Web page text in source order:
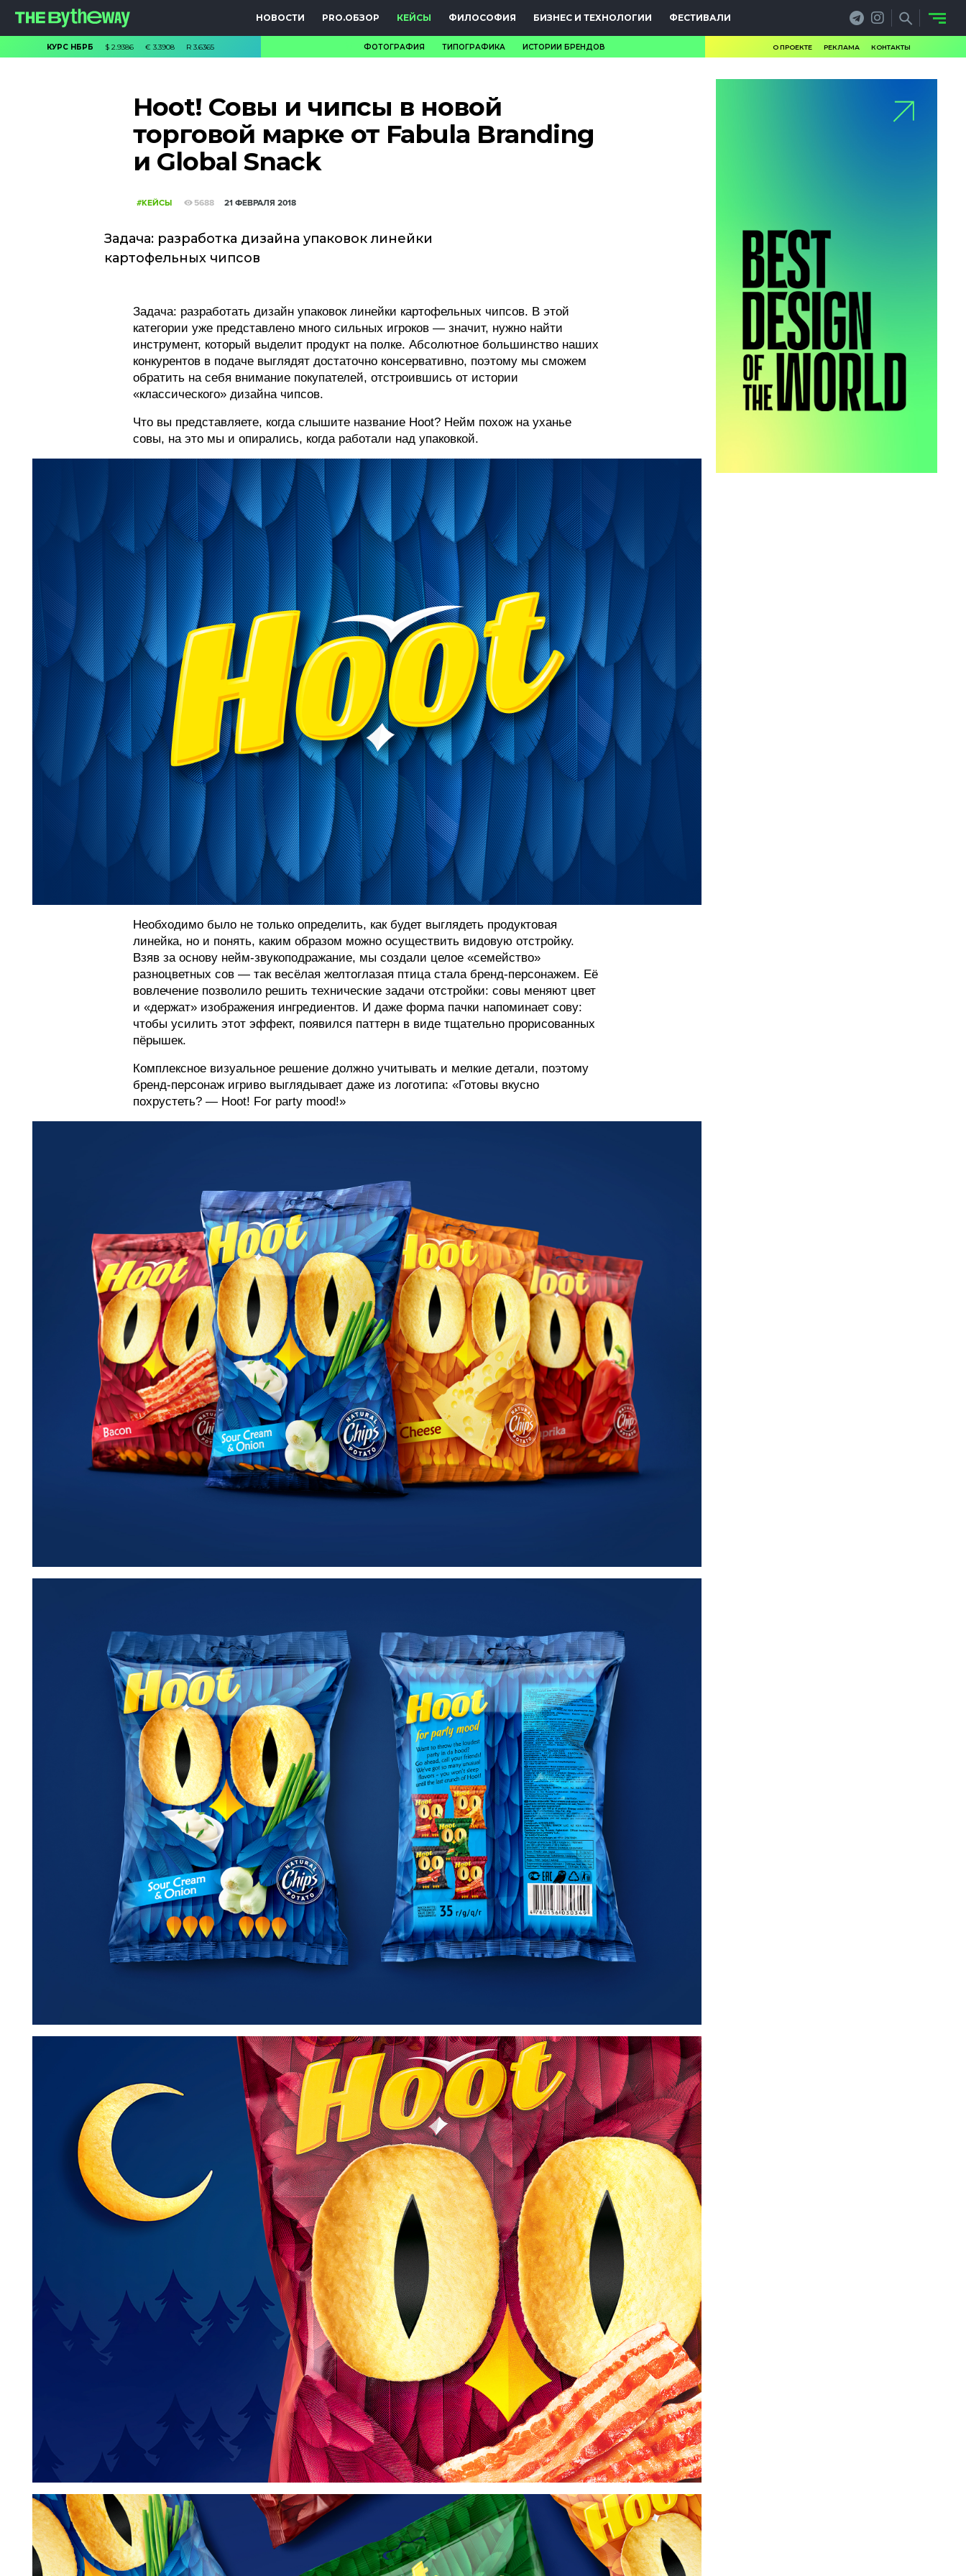
НОВОСТИ PRO.ОБЗОР КЕЙСЫ ФИЛОСОФИЯ БИЗНЕС И ТЕХНОЛОГИИ ФЕСТИВАЛИ
КУРС НБРБ $2.9386 € 3.3908 R3.6365 ФОТОГРАФИЯ ТИПОГРАФИКА ИСТОРИИ БРЕНДОВ О ПРОЕКТЕ РЕКЛАМА КОНТАКТЫ
Hoot! Совы и чипсы в новой
торговой марке от Fabula Branding
и Global Snack
#КЕЙСЫ 5688 21 ФЕВРАЛЯ 2018
Задача: разработка дизайна упаковок линейки
картофельных чипсов
Задача: разработать дизайн упаковок линейки картофельных чипсов. В этой
категории уже представлено много сильных игроков — значит, нужно найти
инструмент, который выделит продукт на полке. Абсолютное большинство наших
конкурентов в подаче выглядят достаточно консервативно, поэтому мы сможем
обратить на себя внимание покупателей, отстроившись от истории
«классического» дизайна чипсов.
Что вы представляете, когда слышите название Hoot? Нейм похож на уханье
совы, на это мы и опирались, когда работали над упаковкой.
Необходимо было не только определить, как будет выглядеть продуктовая
линейка, но и понять, каким образом можно осуществить видовую отстройку.
Взяв за основу нейм-звукоподражание, мы создали целое «семейство»
разноцветных сов — так весёлая желтоглазая птица стала бренд-персонажем. Её
вовлечение позволило решить технические задачи отстройки: совы меняют цвет
и «держат» изображения ингредиентов. И даже форма пачки напоминает сову:
чтобы усилить этот эффект, появился паттерн в виде тщательно прорисованных
пёрышек.
Комплексное визуальное решение должно учитывать и мелкие детали, поэтому
бренд-персонаж игриво выглядывает даже из логотипа: «Готовы вкусно
похрустеть? — Hoot! For party mood!»
PRO.ОБЗОР
КЕЙСЫ
ФОТОГРАФИЯ
ТИПОГРАФИКА
РЕКЛАМА
КОНТАКТЫ